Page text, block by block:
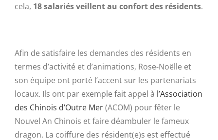
cela, 18 salariés veillent au confort des résidents.
Afin de satisfaire les demandes des résidents en
termes d’activité et d’animations, Rose-Noëlle et
son équipe ont porté l’accent sur les partenariats
locaux. Ils ont par exemple fait appel à l’Association
des Chinois d’Outre Mer(ACOM) pour fêter le
Nouvel An Chinois et faire déambuler le fameux
dragon. La coiffure des résident(e)s est effectué